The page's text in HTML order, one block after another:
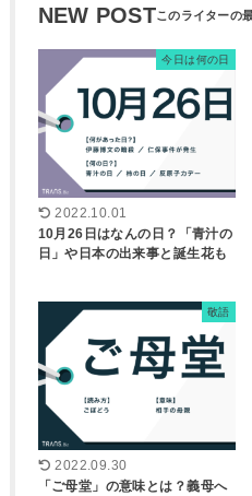
NEW POST
今日は何の日
2022.10.01
10月26日はなんの日？「青汁の
日」や日本の出来事と誕生花も
敬語
2022.09.30
「ご母堂」の意味とは？義母へ